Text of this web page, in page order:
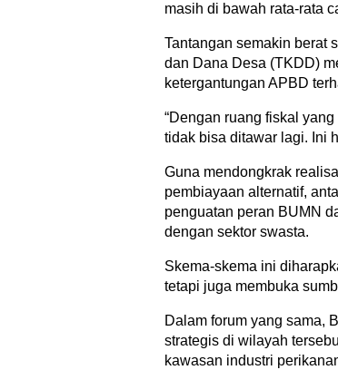
masih di bawah rata-rata
Tantangan semakin berat
dan Dana Desa (TKDD)
ketergantungan APBD
“Dengan ruang fiskal
tidak bisa ditawar lagi. Ini
Guna mendongkrak
pembiayaan alternatif,
penguatan peran BUMN
dengan sektor swasta.
Skema-skema ini
tetapi juga membuka
Dalam forum yang sama,
strategis di wilayah
kawasan industri